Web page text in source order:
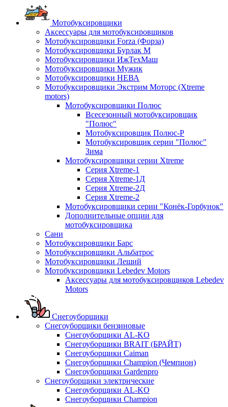
Мотобуксировщики
Аксессуары для мотобуксировщиков
Мотобуксировщики Forza (Форза)
Мотобуксировщики Бурлак М
Мотобуксировщики ИжТехМаш
Мотобуксировщики Мужик
Мотобуксировщики НЕВА
Мотобуксировщики Экстрим Моторс (Xtreme
motors)
Мотобуксировщики Полюс
Всесезонный мотобуксировщик
"Полюс"
Мотобуксировщик Полюс-Р
Мотобуксировщик серии "Полюс"
Зима
Мотобуксировщики серии Xtreme
Серия Xtreme-1
Серия Xtreme-1Д
Серия Xtreme-2Д
Серия Xtreme-2
Мотобуксировщики серии "Конёк-Горбунок"
Дополнительные опции для
мотобуксировщика
Сани
Мотобуксировщики Барс
Мотобуксировщики Альбатрос
Мотобуксировщики Леший
Мотобуксировщики Lebedev Motors
Аксессуары для мотобуксировщиков Lebedev
Motors
Снегоуборщики
Снегоуборщики бензиновые
Снегоуборщики AL-KO
Снегоуборщики BRAIT (БРАЙТ)
Снегоуборщики Caiman
Снегоуборщики Champion (Чемпион)
Снегоуборщики Gardenpro
Снегоуборщики электрические
Снегоуборщики AL-KO
Снегоуборщики Champion